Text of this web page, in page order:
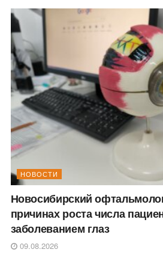
НОВОСТИ
Новосибирский
причинах роста числа
заболеванием глаз
09.08.2026